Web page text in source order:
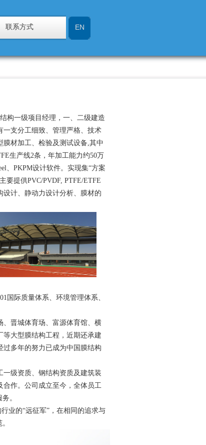
联系方式 EN
构一级项目经理，一、二级建造
一支分工细致、管理严格、技术
材加工、检验及测试设备,其中
生产线2条，年加工能力约50万
、PKPM设计软件。实现集“方案
要提供PVC/PVDF, PTFE/ETFE
计、静动力设计分析、膜材的
国际质量体系、环境管理体系、
、晋城体育场、富源体育馆、横
大型膜结构工程，近期还承建
多年的努力已成为中国膜结构
级资质、钢结构资质及建筑装
合作。公司成立至今，全体员工
。
业的“远征军”，在相同的追求与